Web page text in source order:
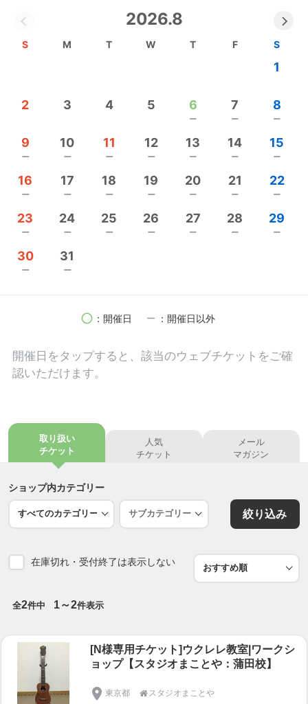
チャレンジしたけど断念してしまった方、
押し入れや物置にしまい込んだ方…
ぜひ、ウクレレと友達になっていただきたい！
と、言いましても、吉田でんきちは、
音大出身でもなければ、
プロのミュージシャンでもございません。
何の心得もありませんでした。
高木流のウクレレ習得術を主軸に伝授致します。
スタジオまことや代表：吉田光範
◆設立
◆代表者
吉田光範
◆主な事業内容
・漫画制作及びイラスト制作
・映像制作
・イベントの企画
・ECコンサル業
◆略歴
2021年
7月
・「Space KABA」にてウクレレ教室を開講
2026.8
S M T W T F S
1
2 3 4 5 6
remove
7
remove
8
remove
9
remove
10
remove
11
remove
12
remove
13
remove
14
remove
15
remove
16
remove
17
remove
18
remove
19
remove
20
remove
21
remove
22
remove
23
remove
24
remove
25
remove
26
remove
27
remove
28
remove
29
remove
30
remove
31
remove
circle ：開催日 remove ：開催日以外
開催日を タップすると、該当のウェブチケットをご確
認いただけます。
取り扱い
チケット
人気
チケット
メール
マガジン
ショップ内カテゴリー
絞り込み
在庫切れ・受付終了は表示しない
全2件中 1～2件表示
[N様専用チケット]ウクレレ教室|ワークシ
ョップ【スタジオまことや：蒲田校】
東京都 スタジオまことや